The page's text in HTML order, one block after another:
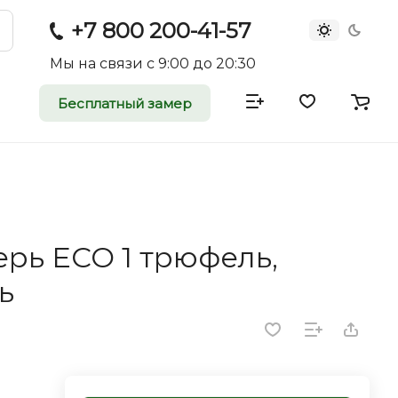
+7 800 200-41-57
Мы на связи с 9:00 до 20:30
Бесплатный замер
ECO 1 трюфель,
и
приглашает к
дизайнеров и